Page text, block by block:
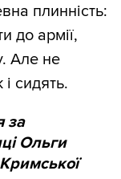
плинність:
до армії,
Але не
сидять.
за
Ольги